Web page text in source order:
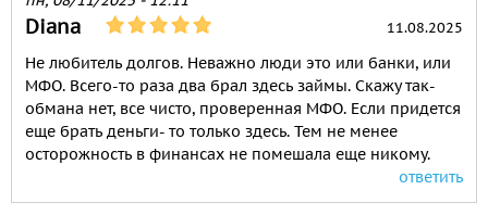
Diana 11.08.2025
Не любитель долгов. Неважно люди это или банки, или
МФО. Всего-то раза два брал здесь займы. Скажу так-
обмана нет, все чисто, проверенная МФО. Если придется
еще брать деньги- то только здесь. Тем не менее
осторожность в финансах не помешала еще никому.
ответить